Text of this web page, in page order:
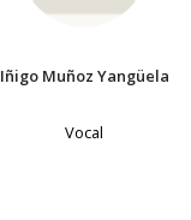
Iñigo Muñoz Yangüela
Vocal